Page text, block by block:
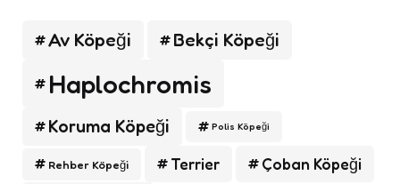
Av Köpeği Bekçi Köpeği
Haplochromis
Koruma Köpeği Polis Köpeği
Rehber Köpeği Terrier Çoban Köpeği